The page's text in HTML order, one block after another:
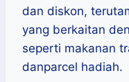
dan diskon,
yang berkaitan
seperti makanan
danparcel hadiah.